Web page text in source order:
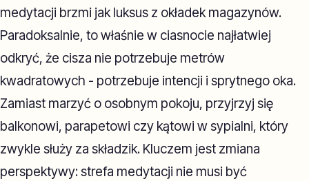
medytacji brzmi jak luksus z okładek magazynów.
Paradoksalnie, to właśnie w ciasnocie najłatwiej
odkryć, że cisza nie potrzebuje metrów
kwadratowych - potrzebuje intencji i sprytnego oka.
Zamiast marzyć o osobnym pokoju, przyjrzyj się
balkonowi, parapetowi czy kątowi w sypialni, który
zwykle służy za składzik. Kluczem jest zmiana
perspektywy: strefa medytacji nie musi być